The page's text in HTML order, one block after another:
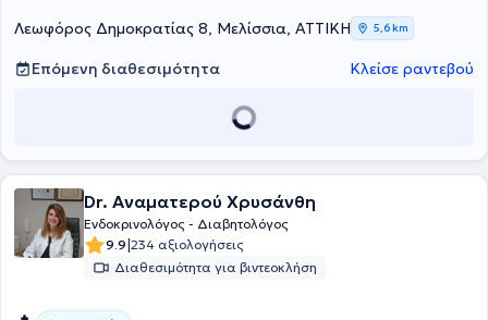
εμπειρία στο θυρεοειδή, στο σακχαρώδη διαβήτη και στην
Λεωφόρος Δημοκρατίας 8, Μελίσσια, ΑΤΤΙΚΗ 5,6 km
Επόμενη διαθεσιμότητα Κλείσε ραντεβού
Dr. Αναματερού Χρυσάνθη
Ενδοκρινολόγος - Διαβητολόγος
9.9|234 αξιολογήσεις
Διαθεσιμότητα για βιντεοκλήση